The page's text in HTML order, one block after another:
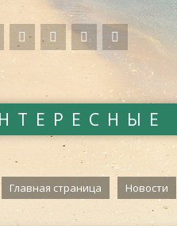
Главная страница Новости